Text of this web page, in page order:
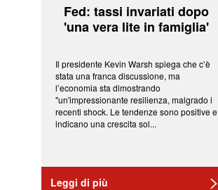
Fed: tassi invariati dopo
'una vera lite in famiglia'
Il presidente Kevin Warsh spiega che c’è
stata una franca discussione, ma
l’economia sta dimostrando
"un'impressionante resilienza, malgrado i
recenti shock. Le tendenze sono positive e
indicano una crescita sol...
Leggi di più